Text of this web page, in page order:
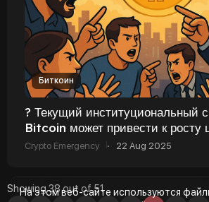
На этом веб-сайте используются
Биткоин
? Текущий институциональный
Bitcoin может привести к росту
Crypto Emergency · 22 Aug 2025
Showing 38 out of 51